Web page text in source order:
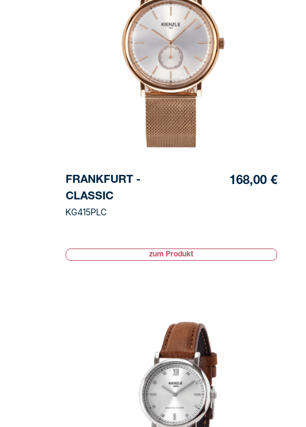
FRANKFURT -
CLASSIC
KG415PLC
168,00 €
zum Produkt